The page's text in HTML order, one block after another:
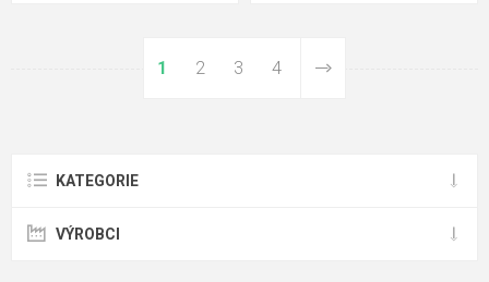
1 2 3 4
KATEGORIE
VÝROBCI